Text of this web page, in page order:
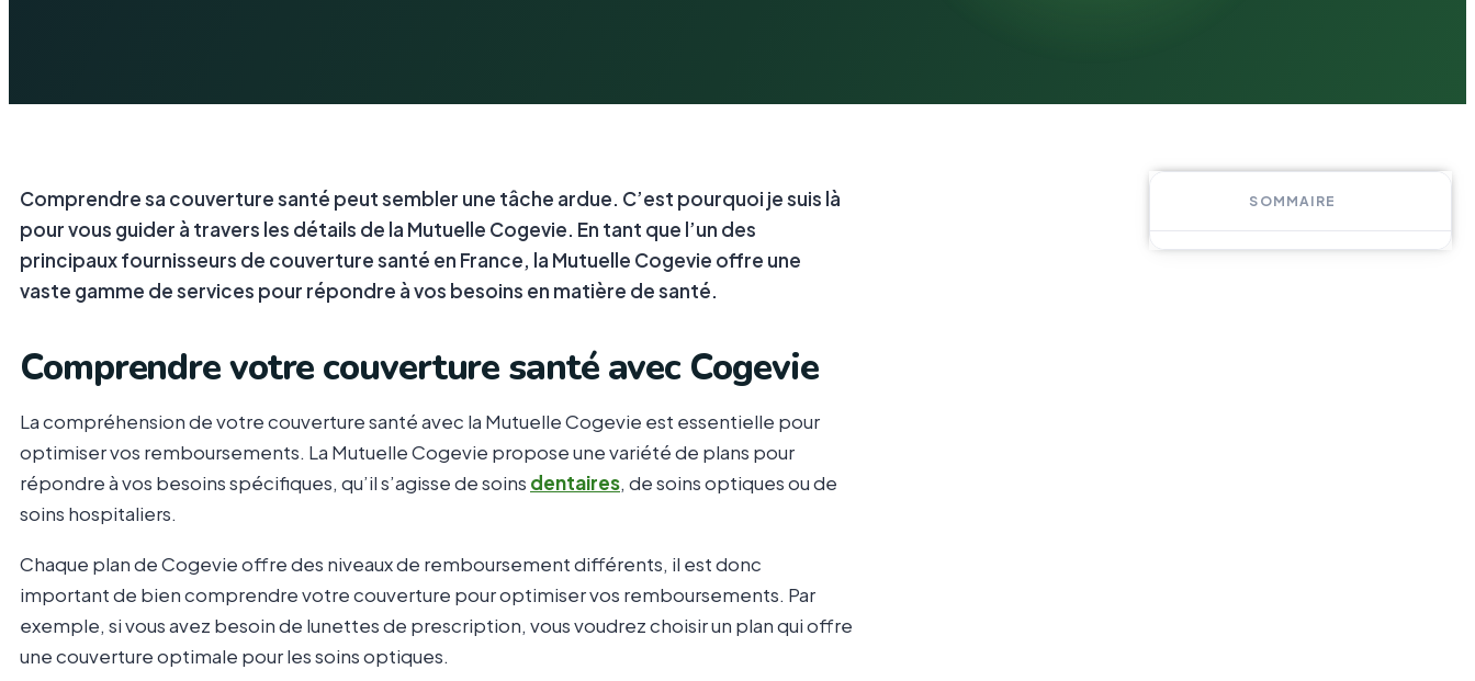
Comprendre sa couverture santé peut sembler une tâche ardue. C’est pourquoi je suis là
pour vous guider à travers les détails de la Mutuelle Cogevie. En tant que l’un des
principaux fournisseurs de couverture santé en France, la Mutuelle Cogevie offre une
vaste gamme de services pour répondre à vos besoins en matière de santé.
Comprendre votre couverture santé avec Cogevie
La compréhension de votre couverture santé avec la Mutuelle Cogevie est essentielle pour
optimiser vos remboursements. La Mutuelle Cogevie propose une variété de plans pour
répondre à vos besoins spécifiques, qu’il s’agisse de soins dentaires, de soins optiques ou de
soins hospitaliers.
Chaque plan de Cogevie offre des niveaux de remboursement différents, il est donc
important de bien comprendre votre couverture pour optimiser vos remboursements. Par
exemple, si vous avez besoin de lunettes de prescription, vous voudrez choisir un plan qui offre
une couverture optimale pour les soins optiques.
SOMMAIRE